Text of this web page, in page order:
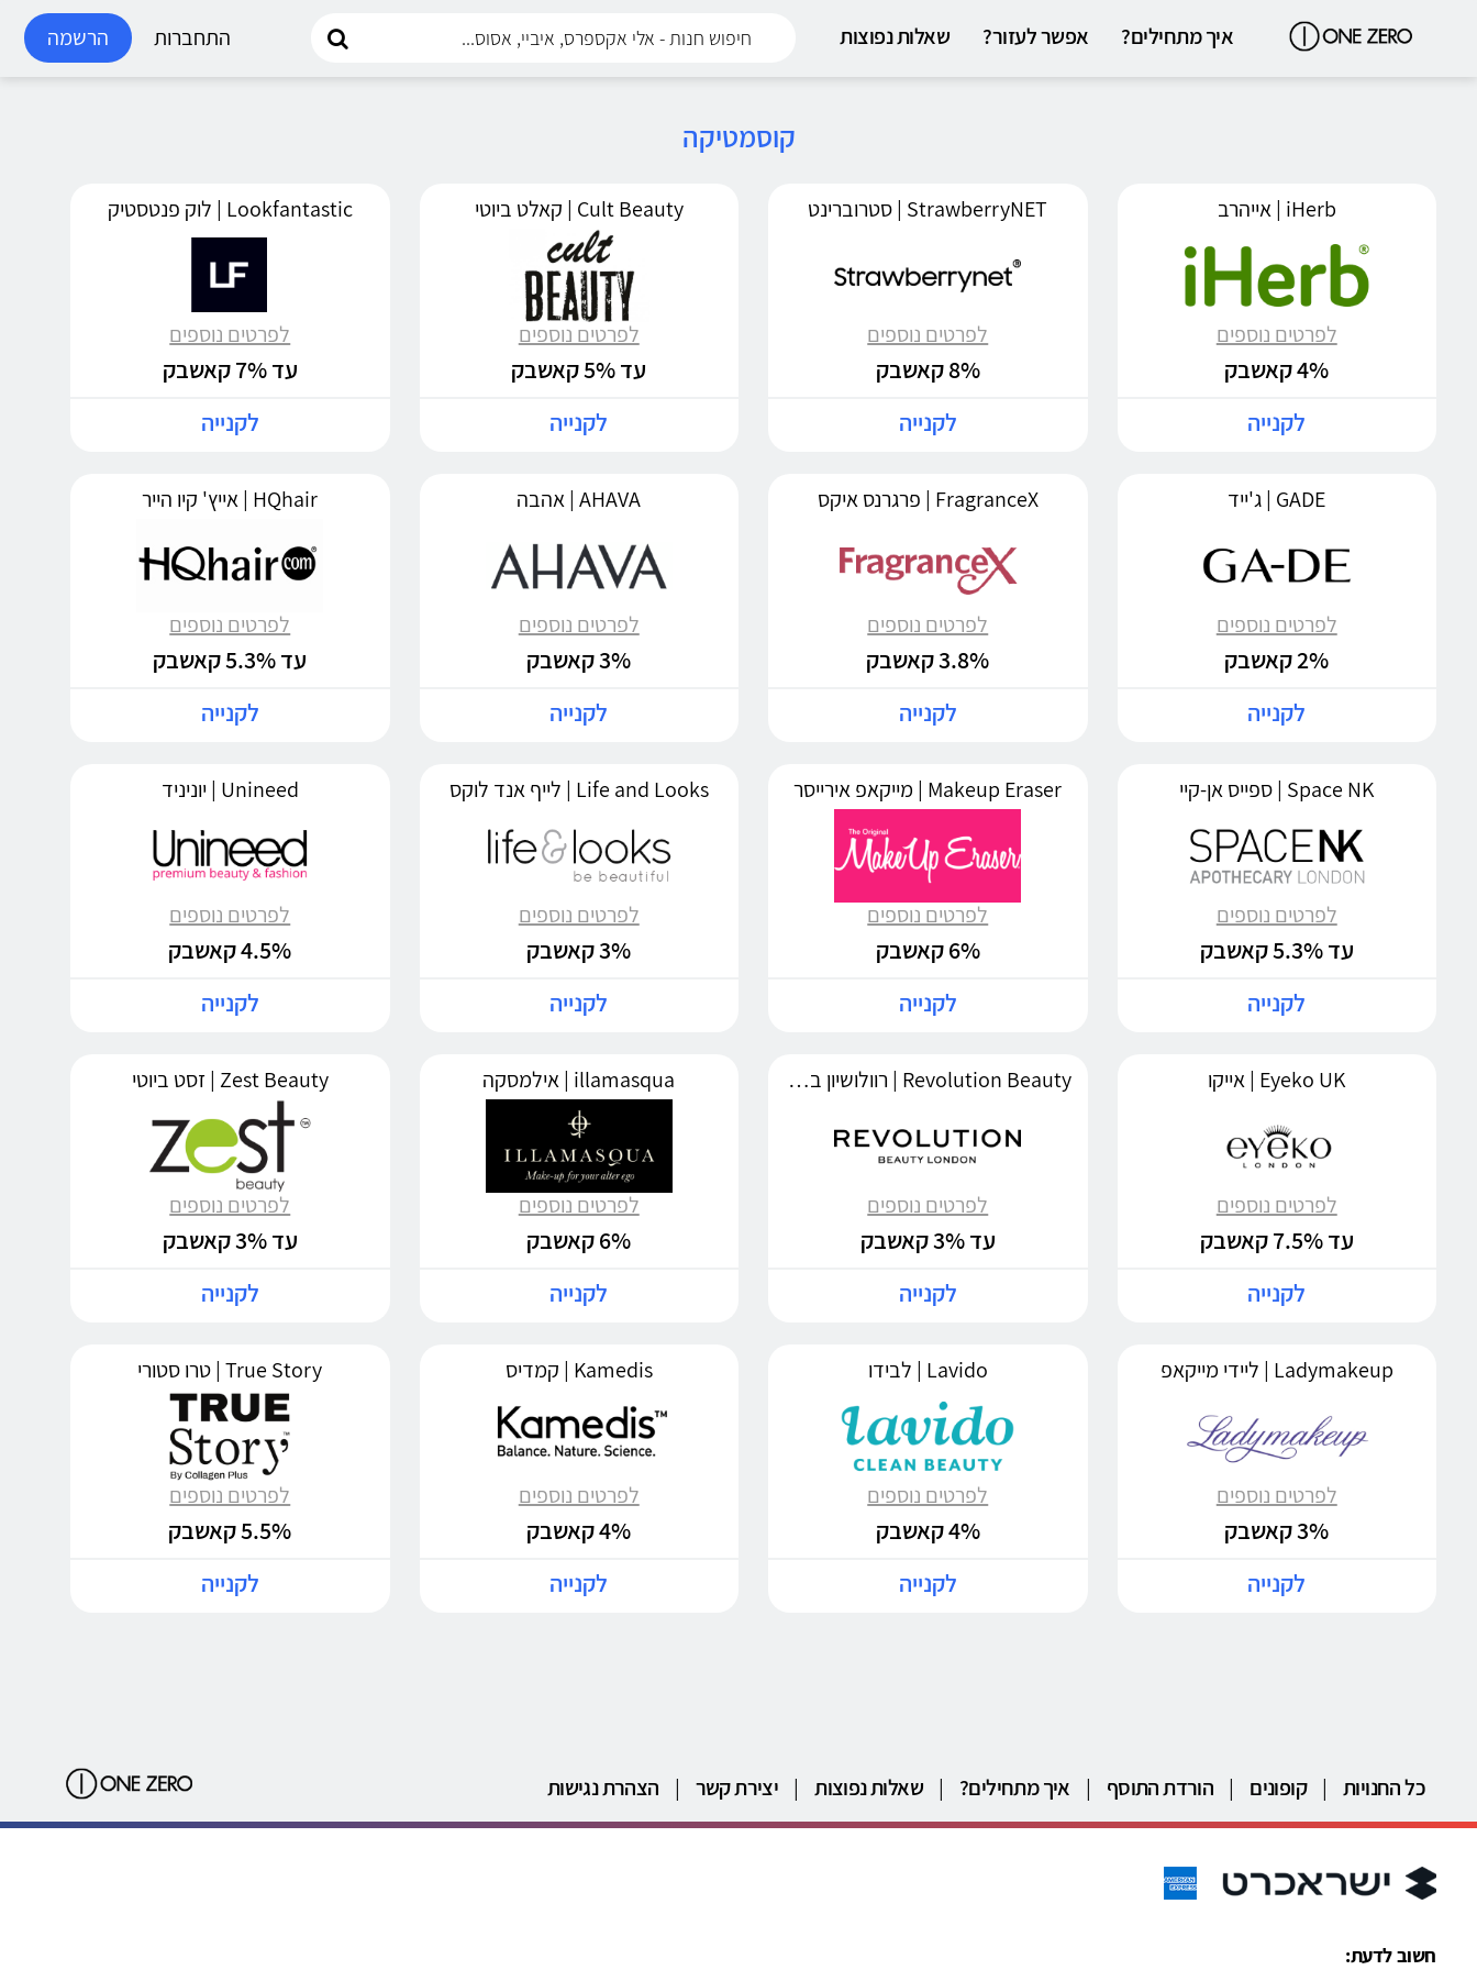
איך מתחילים? אפשר לעזור? שאלות נפוצות הרשמה התחברות
קוסמטיקה
iHerb | אייהרב
לפרטים נוספים
4% קאשבק
לקנייה
StrawberryNET | סטרוברינט
לפרטים נוספים
8% קאשבק
לקנייה
Cult Beauty | קאלט ביוטי
לפרטים נוספים
עד 5% קאשבק
לקנייה
Lookfantastic | לוק פנטסטיק
לפרטים נוספים
עד 7% קאשבק
לקנייה
GADE | ג'ייד
לפרטים נוספים
2% קאשבק
לקנייה
FragranceX | פרגרנס איקס
לפרטים נוספים
3.8% קאשבק
לקנייה
AHAVA | אהבה
לפרטים נוספים
3% קאשבק
לקנייה
HQhair | אייץ' קיו הייר
לפרטים נוספים
עד 5.3% קאשבק
לקנייה
Space NK | ספייס אן-קיי
לפרטים נוספים
עד 5.3% קאשבק
לקנייה
Makeup Eraser | מייקאפ אירייסר
לפרטים נוספים
6% קאשבק
לקנייה
Life and Looks | לייף אנד לוקס
לפרטים נוספים
3% קאשבק
לקנייה
Unineed | יוניניד
לפרטים נוספים
4.5% קאשבק
לקנייה
Eyeko UK | אייקו
לפרטים נוספים
עד 7.5% קאשבק
לקנייה
Revolution Beauty | רוולושיון ביוטי
לפרטים נוספים
עד 3% קאשבק
לקנייה
illamasqua | אילמסקה
לפרטים נוספים
6% קאשבק
לקנייה
Zest Beauty | זסט ביוטי
לפרטים נוספים
עד 3% קאשבק
לקנייה
Ladymakeup | ליידי מייקאפ
לפרטים נוספים
3% קאשבק
לקנייה
Lavido | לבידו
לפרטים נוספים
4% קאשבק
לקנייה
Kamedis | קמדיס
לפרטים נוספים
4% קאשבק
לקנייה
True Story | טרו סטורי
לפרטים נוספים
5.5% קאשבק
לקנייה
כל החנויות | קופונים | הורדת התוסף | איך מתחילים? | שאלות נפוצות | יצירת קשר | הצהרת נגישות
חשוב לדעת: